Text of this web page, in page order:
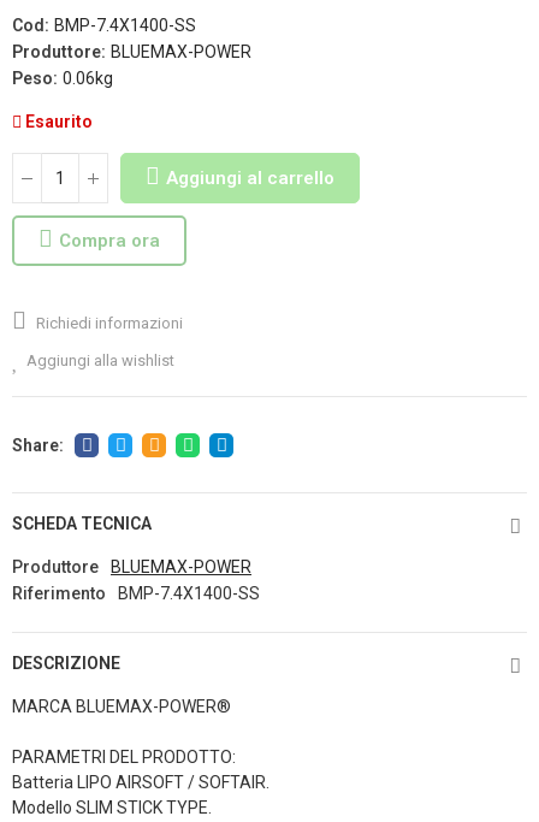
Cod: BMP-7.4X1400-SS
Produttore: BLUEMAX-POWER
Peso: 0.06kg
Esaurito
Aggiungi al carrello
Compra ora
Richiedi informazioni
Aggiungi alla wishlist
SCHEDA TECNICA
Produttore
BLUEMAX-POWER
Riferimento
BMP-7.4X1400-SS
DESCRIZIONE
MARCA BLUEMAX-POWER®
PARAMETRI DEL PRODOTTO:
Batteria LIPO AIRSOFT / SOFTAIR.
Modello SLIM STICK TYPE.